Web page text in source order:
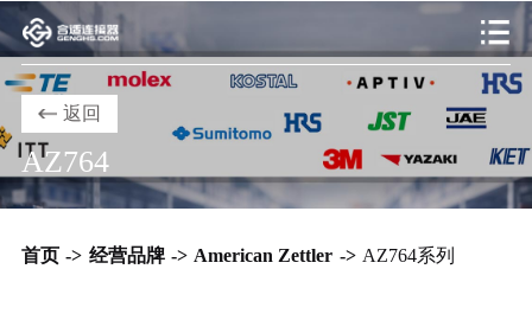
返回
AZ764
首页 -> 经营品牌 -> American Zettler -> AZ764系列